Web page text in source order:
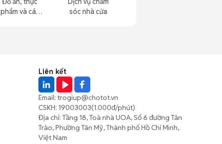
phẩm và các
sóc nhà cửa
Liên kết
Email: trogiup@chotot.vn
CSKH: 19003003(1.000đ/phút)
Địa chỉ: Tầng 18, Toà nhà UOA, Số 6 đường Tân
Trào, Phường Tân Mỹ, Thành phố Hồ Chí Minh,
Việt Nam